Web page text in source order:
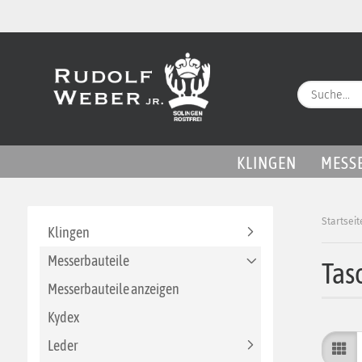
KLINGEN
Klingen
Messerbauteile
Messerbauteile anzeigen
Kydex
Leder